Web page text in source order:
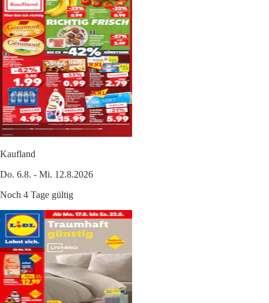
Kaufland
Do. 6.8. - Mi. 12.8.2026
Noch 4 Tage gültig